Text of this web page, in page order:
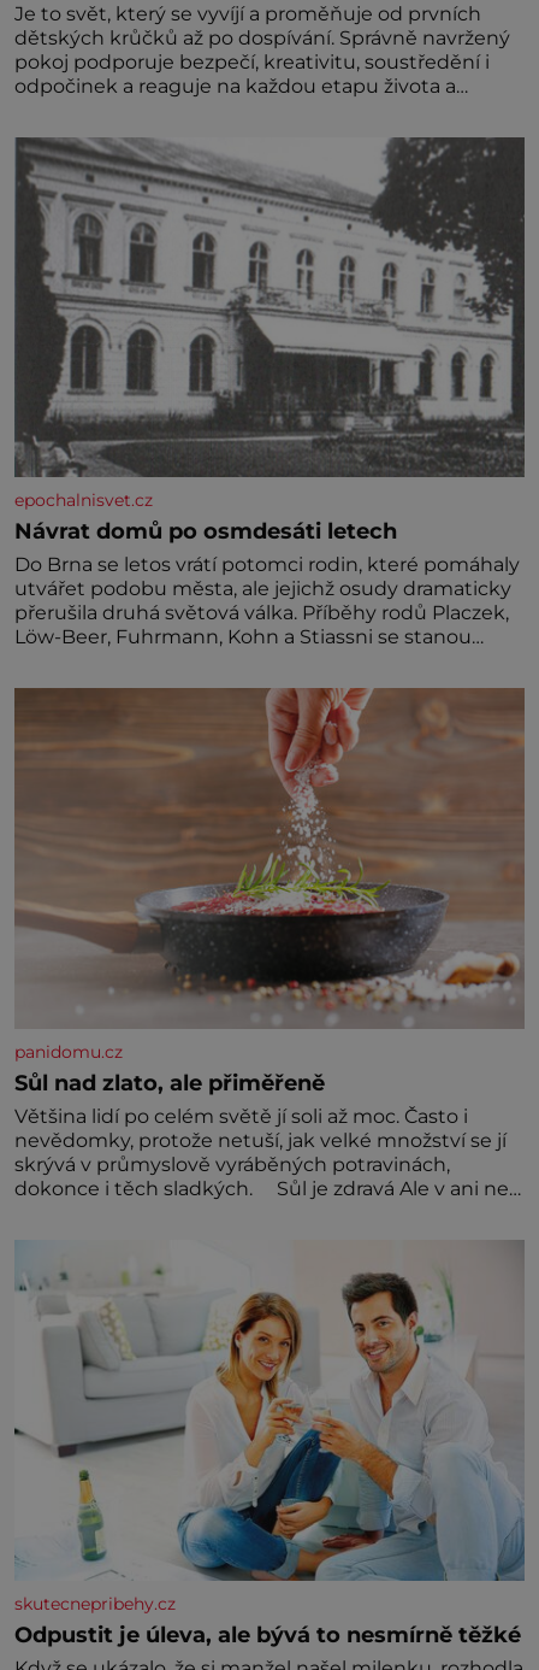
Je to svět, který se vyvíjí a proměňuje od prvních
dětských krůčků až po dospívání. Správně navržený
pokoj podporuje bezpečí, kreativitu, soustředění i
odpočinek a reaguje na každou etapu života a
jednoduchost, měkkost a bezpečí, proto by pokoj
miminka měl působit především klidně a útulně.
Předškolní věk je
epochalnisvet.cz
Návrat domů po osmdesáti letech
Do Brna se letos vrátí potomci rodin, které pomáhaly
utvářet podobu města, ale jejichž osudy dramaticky
přerušila druhá světová válka. Příběhy rodů Placzek,
Löw-Beer, Fuhrmann, Kohn a Stiassni se stanou
židovské kultury ŠTETL FEST 2026. Některé návraty
nejsou jednoduché. Místa, která si člověk pamatuje z
rodinných vyprávění, už dávno
panidomu.cz
Sůl nad zlato, ale přiměřeně
Většina lidí po celém světě jí soli až moc. Často i
nevědomky, protože netuší, jak velké množství se jí
skrývá v průmyslově vyráběných potravinách,
dokonce i těch sladkých. Sůl je zdravá Ale v ani ne
běžné. Její základní složky– sodík a chlór – jsou
skutecnepribehy.cz
Odpustit je úleva, ale bývá to nesmírně těžké